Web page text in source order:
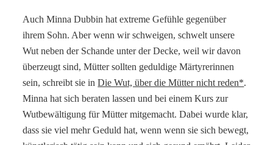
Auch Minna Dubbin hat extreme Gefühle gegenüber
ihrem Sohn. Aber wenn wir schweigen, schwelt unsere
Wut neben der Schande unter der Decke, weil wir davon
überzeugt sind, Mütter sollten geduldige Märtyrerinnen
sein, schreibt sie inDie Wut, über die Mütter nicht reden*.
Minna hat sich beraten lassen und bei einem Kurs zur
Wutbewältigung für Mütter mitgemacht. Dabei wurde klar,
dass sie viel mehr Geduld hat, wenn wenn sie sich bewegt,